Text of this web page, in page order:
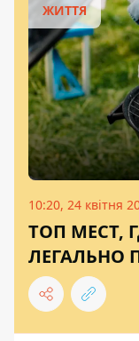
ЖИТТЯ
10:20, 24 квітня
ТОП МЕСТ,